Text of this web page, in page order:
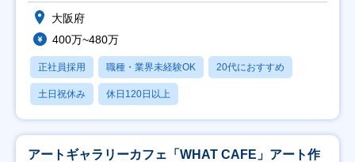
大阪府
400万~480万
正社員採用 職種・業界未経験OK 20代におすすめ
土日祝休み 休日120日以上
アートギャラリーカフェ「WHAT CAFE」アート作